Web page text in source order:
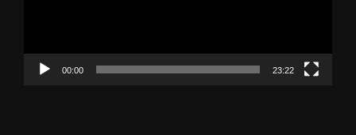
c
00:00 23:22